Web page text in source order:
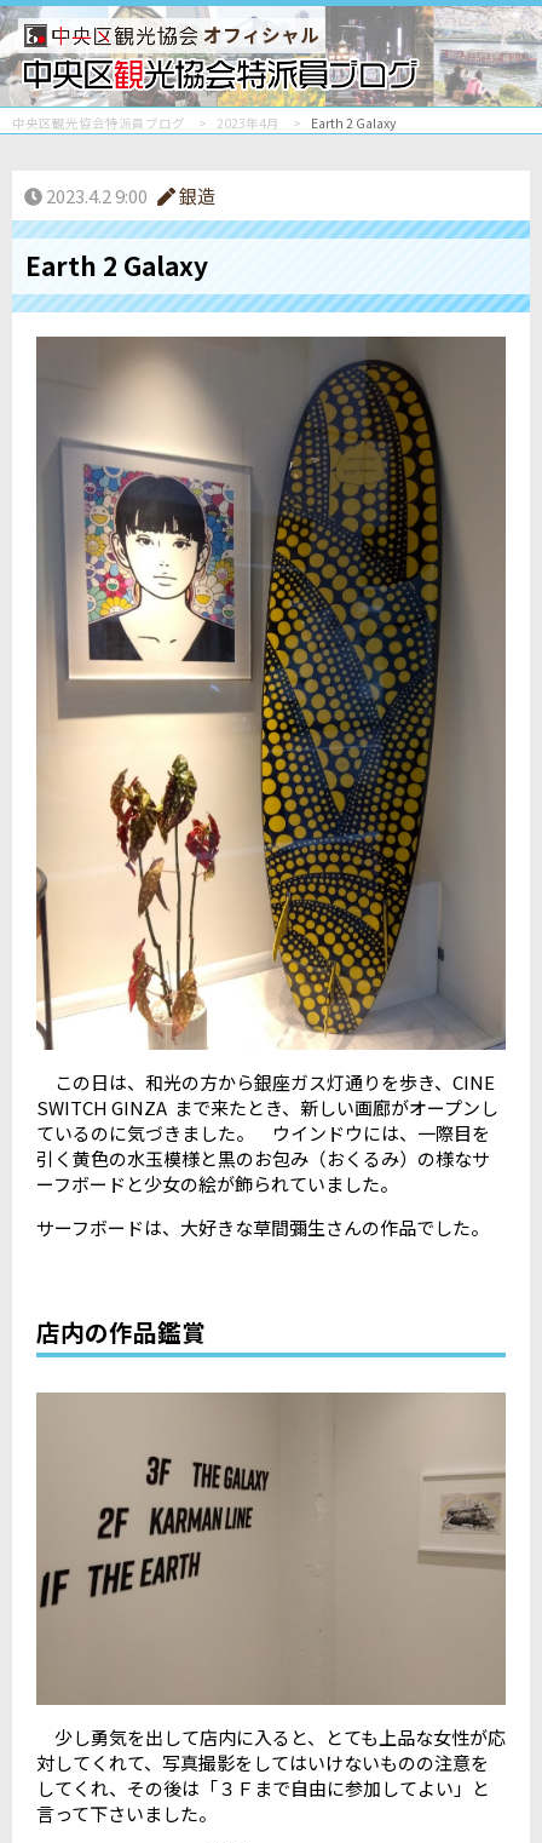
オフィシャル
中央区観光協会特派員ブログ 2023年4月 Earth 2 Galaxy
2023.4.2 9:00 銀造
Earth 2 Galaxy
この日は、和光の方から銀座ガス灯通りを歩き、CINE
SWITCH GINZA まで来たとき、新しい画廊がオープンし
ているのに気づきました。 ウインドウには、一際目を
引く黄色の水玉模様と黒のお包み（おくるみ）の様なサ
ーフボードと少女の絵が飾られていました。
サーフボードは、大好きな草間彌生さんの作品でした。
店内の作品鑑賞
少し勇気を出して店内に入ると、とても上品な女性が応
対してくれて、写真撮影をしてはいけないものの注意を
してくれ、その後は「３Ｆまで自由に参加してよい」と
言って下さいました。